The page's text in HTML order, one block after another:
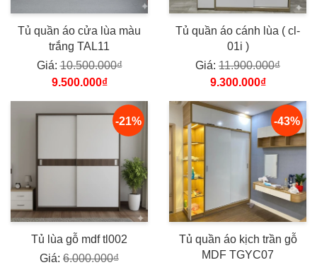
Tủ quần áo cửa lùa màu
trắng TAL11
Giá:10.500.000₫
9.500.000₫
Tủ quần áo cánh lùa ( cl-
01i )
Giá: 11.900.000₫
9.300.000₫
-21%
Tủ lùa gỗ mdf tl002
Giá: 6.000.000₫
-43%
Tủ quần áo kịch trần gỗ
MDF TGYC07